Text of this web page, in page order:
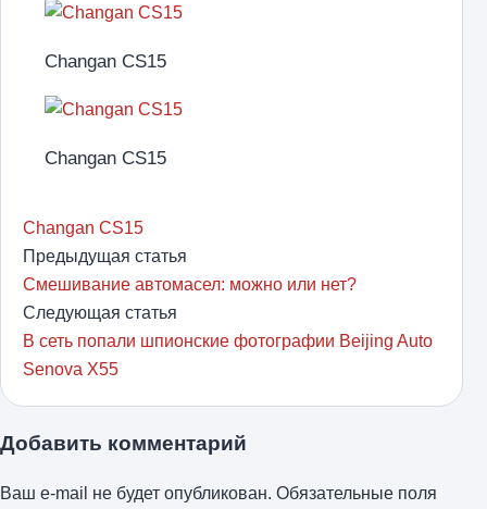
Changan CS15
Changan CS15
Changan CS15
Предыдущая статья
Смешивание автомасел: можно или нет?
Следующая статья
В сеть попали шпионские фотографии Beijing Auto
Senova X55
Добавить комментарий
Ваш e-mail не будет опубликован. Обязательные поля